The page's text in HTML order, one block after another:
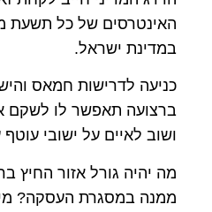
האינטרסים של כל תשעת
במדינת ישראל.
כניעה לדרישות חמאס
ברצועה תאפשר לו לשקם
ושוב לאיים על ישובי
מה יהיה גורל אזור החיץ
ממנה במסגרת העסקה?